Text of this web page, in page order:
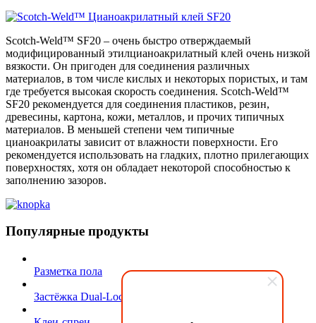
Scotch-Weld™ SF20 – очень быстро отверждаемый
модифицированный этилцианоакрилатный клей очень низкой
вязкости. Он пригоден для соединения различных
материалов, в том числе кислых и некоторых пористых, и там
где требуется высокая скорость соединения. Scotch-Weld™
SF20 рекомендуется для соединения пластиков, резин,
древесины, картона, кожи, металлов, и прочих типичных
материалов. В меньшей степени чем типичные
цианоакрилаты зависит от влажности поверхности. Его
рекомендуется использовать на гладких, плотно прилегающих
поверхностях, хотя он обладает некоторой способностью к
заполнению зазоров.
Популярные продукты
Разметка пола
Застёжка Dual-Lock